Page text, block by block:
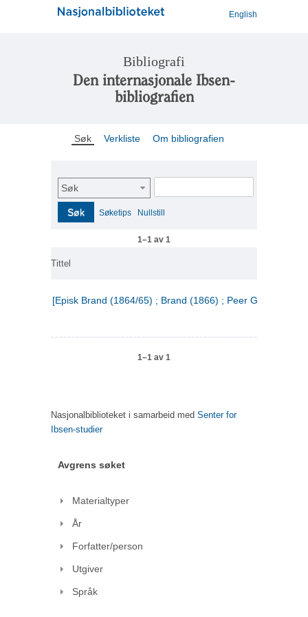
English
Bibliografi
Den internasjonale Ibsen-
bibliografien
Søk Verkliste Om bibliografien
Søk
Søk Søketips Nullstill
1–1 av 1
Tittel
[Episk Brand (1864/65) ; Brand (1866) ; Peer Gynt (1867)]
1–1 av 1
Nasjonalbiblioteket i samarbeid med Senter for
Ibsen-studier
Avgrens søket
Materialtyper
År
Forfatter/person
Utgiver
Språk